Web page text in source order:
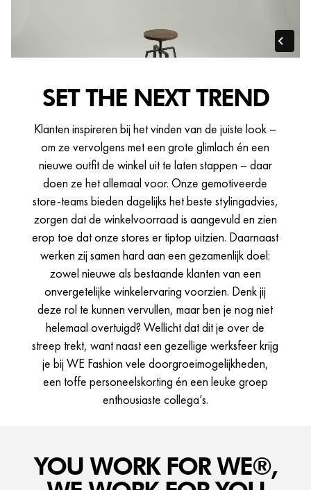
SET THE NEXT TREND
Klanten inspireren bij het vinden van de juiste look –
om ze vervolgens met een grote glimlach én een
nieuwe outfit de winkel uit te laten stappen – daar
doen ze het allemaal voor. Onze gemotiveerde
store-teams bieden dagelijks het beste stylingadvies,
zorgen dat de winkelvoorraad is aangevuld en zien
erop toe dat onze stores er tiptop uitzien. Daarnaast
werken zij samen hard aan een gezamenlijk doel:
zowel nieuwe als bestaande klanten van een
onvergetelijke winkelervaring voorzien. Denk jij
deze rol te kunnen vervullen, maar ben je nog niet
helemaal overtuigd? Wellicht dat dit je over de
streep trekt, want naast een gezellige werksfeer krijg
je bij WE Fashion vele doorgroeimogelijkheden,
een toffe personeelskorting én een leuke groep
enthousiaste collega’s.
YOU WORK FOR WE®,